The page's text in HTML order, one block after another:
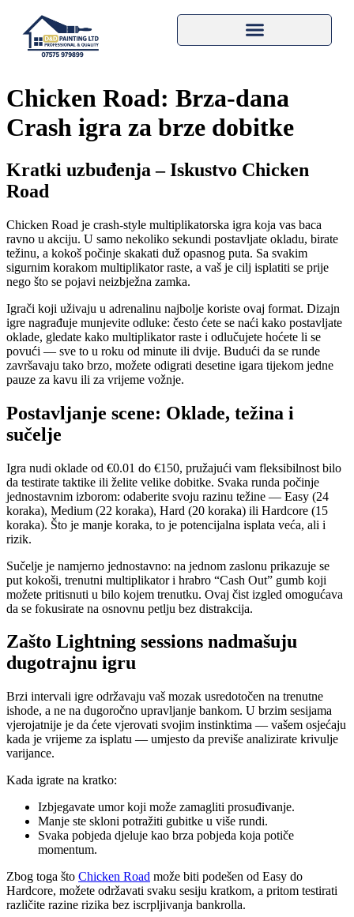
Chicken Road: Brza‑dana
Crash igra za brze dobitke
Kratki uzbuđenja – Iskustvo Chicken
Road
Chicken Road je crash‑style multiplikatorska igra koja vas baca
ravno u akciju. U samo nekoliko sekundi postavljate okladu, birate
težinu, a kokoš počinje skakati duž opasnog puta. Sa svakim
sigurnim korakom multiplikator raste, a vaš je cilj isplatiti se prije
nego što se pojavi neizbježna zamka.
Igrači koji uživaju u adrenalinu najbolje koriste ovaj format. Dizajn
igre nagrađuje munjevite odluke: često ćete se naći kako postavljate
oklade, gledate kako multiplikator raste i odlučujete hoćete li se
povući — sve to u roku od minute ili dvije. Budući da se runde
završavaju tako brzo, možete odigrati desetine igara tijekom jedne
pauze za kavu ili za vrijeme vožnje.
Postavljanje scene: Oklade, težina i
sučelje
Igra nudi oklade od €0.01 do €150, pružajući vam fleksibilnost bilo
da testirate taktike ili želite velike dobitke. Svaka runda počinje
jednostavnim izborom: odaberite svoju razinu težine — Easy (24
koraka), Medium (22 koraka), Hard (20 koraka) ili Hardcore (15
koraka). Što je manje koraka, to je potencijalna isplata veća, ali i
rizik.
Sučelje je namjerno jednostavno: na jednom zaslonu prikazuje se
put kokoši, trenutni multiplikator i hrabro “Cash Out” gumb koji
možete pritisnuti u bilo kojem trenutku. Ovaj čist izgled omogućava
da se fokusirate na osnovnu petlju bez distrakcija.
Zašto Lightning sessions nadmašuju
dugotrajnu igru
Brzi intervali igre održavaju vaš mozak usredotočen na trenutne
ishode, a ne na dugoročno upravljanje bankom. U brzim sesijama
vjerojatnije je da ćete vjerovati svojim instinktima — vašem osjećaju
kada je vrijeme za isplatu — umjesto da previše analizirate krivulje
varijance.
Kada igrate na kratko:
Izbjegavate umor koji može zamagliti prosuđivanje.
Manje ste skloni potražiti gubitke u više rundi.
Svaka pobjeda djeluje kao brza pobjeda koja potiče
momentum.
Zbog toga što Chicken Road može biti podešen od Easy do
Hardcore, možete održavati svaku sesiju kratkom, a pritom testirati
različite razine rizika bez iscrpljivanja bankrolla.